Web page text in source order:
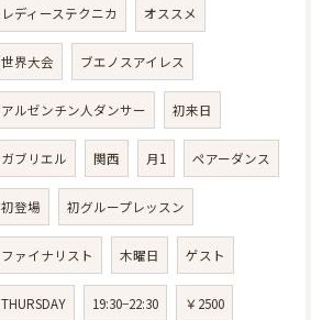
レディーステクニカ オススメ
世界大会 ブエノスアイレス
アルゼンチン人ダンサー 初来日
ガブリエル 関西 月1 ペアーダンス
初登場 初グループレッスン
ファイナリスト 木曜日 ゲスト
THURSDAY 19:30−22:30 ￥2500